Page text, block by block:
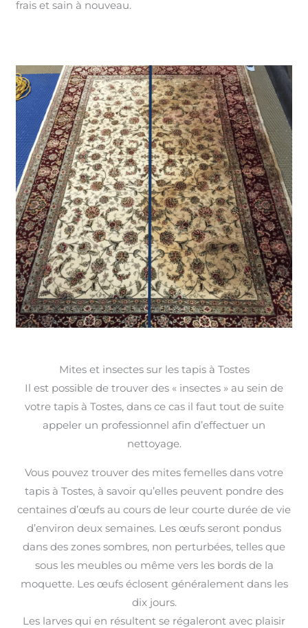
frais et sain à nouveau.
Mites et insectes sur les tapis à Tostes
Il est possible de trouver des « insectes » au sein de
votre tapis à Tostes, dans ce cas il faut tout de suite
appeler un professionnel afin d’effectuer un
nettoyage.
Vous pouvez trouver des mites femelles dans votre
tapis à Tostes, à savoir qu’elles peuvent pondre des
centaines d’œufs au cours de leur courte durée de vie
d’environ deux semaines. Les œufs seront pondus
dans des zones sombres, non perturbées, telles que
sous les meubles ou même vers les bords de la
moquette. Les œufs éclosent généralement dans les
dix jours.
Les larves qui en résultent se régaleront avec plaisir